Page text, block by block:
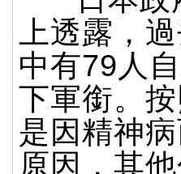
上透露，
中有79人
下軍銜。
是因精神
原因，其